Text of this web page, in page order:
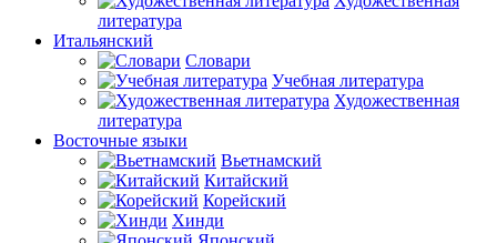
литература
Итальянский
Словари
Учебная литература
Художественная
литература
Восточные языки
Вьетнамский
Китайский
Корейский
Хинди